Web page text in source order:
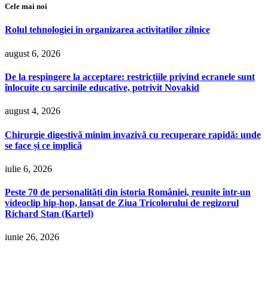
Cele mai noi
Rolul tehnologiei in organizarea activitatilor zilnice
august 6, 2026
De la respingere la acceptare: restricțiile privind ecranele sunt
înlocuite cu sarcinile educative, potrivit Novakid
august 4, 2026
Chirurgie digestivă minim invazivă cu recuperare rapidă: unde
se face și ce implică
iulie 6, 2026
Peste 70 de personalități din istoria României, reunite într-un
videoclip hip-hop, lansat de Ziua Tricolorului de regizorul
Richard Stan (Kartel)
iunie 26, 2026